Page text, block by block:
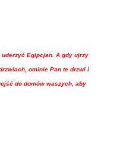
Egipcjan. A gdy ujrzy
ominie Pan te drzwi i
do domów waszych, aby